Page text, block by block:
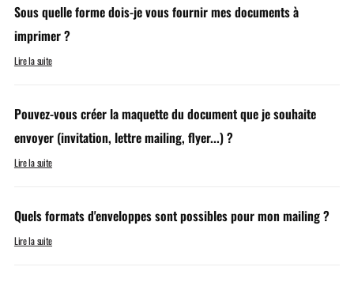
Sous quelle forme dois-je vous fournir mes documents à
imprimer ?
Lire la suite
Pouvez-vous créer la maquette du document que je souhaite
envoyer (invitation, lettre mailing, flyer...) ?
Lire la suite
Quels formats d'enveloppes sont possibles pour mon mailing ?
Lire la suite